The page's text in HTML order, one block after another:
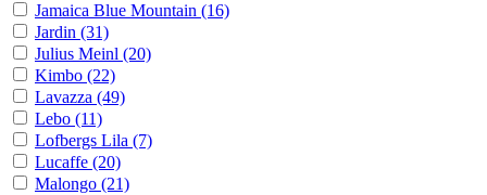
Jamaica Blue Mountain (16)
Jardin (31)
Julius Meinl (20)
Kimbo (22)
Lavazza (49)
Lebo (11)
Lofbergs Lila (7)
Lucaffe (20)
Malongo (21)